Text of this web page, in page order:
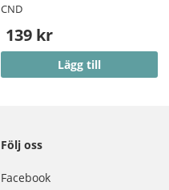
CND
139 kr
Lägg till
Följ oss
Facebook